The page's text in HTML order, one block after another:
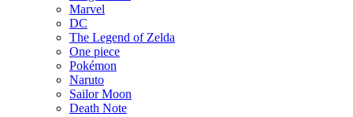
Marvel
DC
The Legend of Zelda
One piece
Pokémon
Naruto
Sailor Moon
Death Note